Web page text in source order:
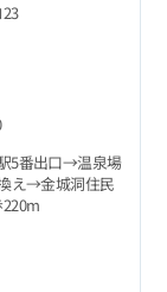
5番出口→温泉場
え→金城洞住民